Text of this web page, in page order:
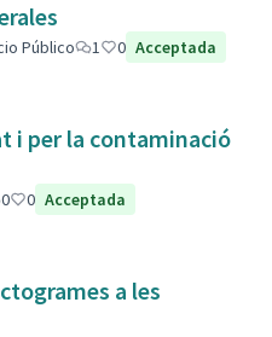
Público 1 0 Acceptada
i per la contaminació
0 0 Acceptada
a les